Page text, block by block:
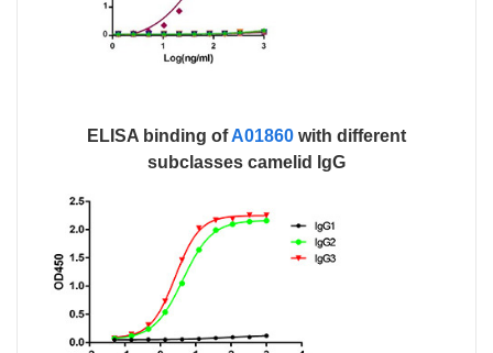
ELISA binding ofA01860 with different
subclasses camelid lgG